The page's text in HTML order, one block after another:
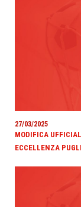
27/03/2025
MODIFICA
ECCELLENZA